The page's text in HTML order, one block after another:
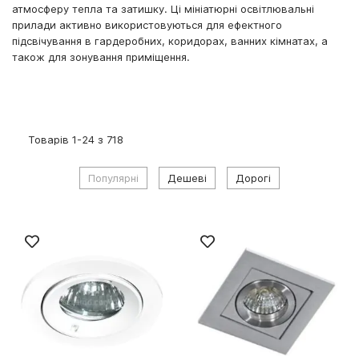
атмосферу тепла та затишку. Ці мініатюрні освітлювальні
прилади активно використовуються для ефектного
підсвічування в гардеробних, коридорах, ванних кімнатах, а
також для зонування приміщення.
Товарів 1-24 з 718
Популярні Дешеві Дорогі